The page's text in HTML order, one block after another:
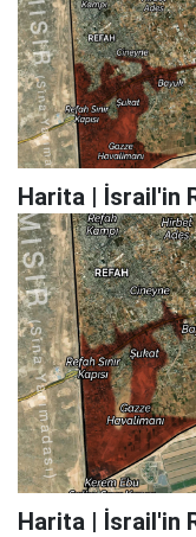
Harita | İsrail'in
Harita | İsrail'in